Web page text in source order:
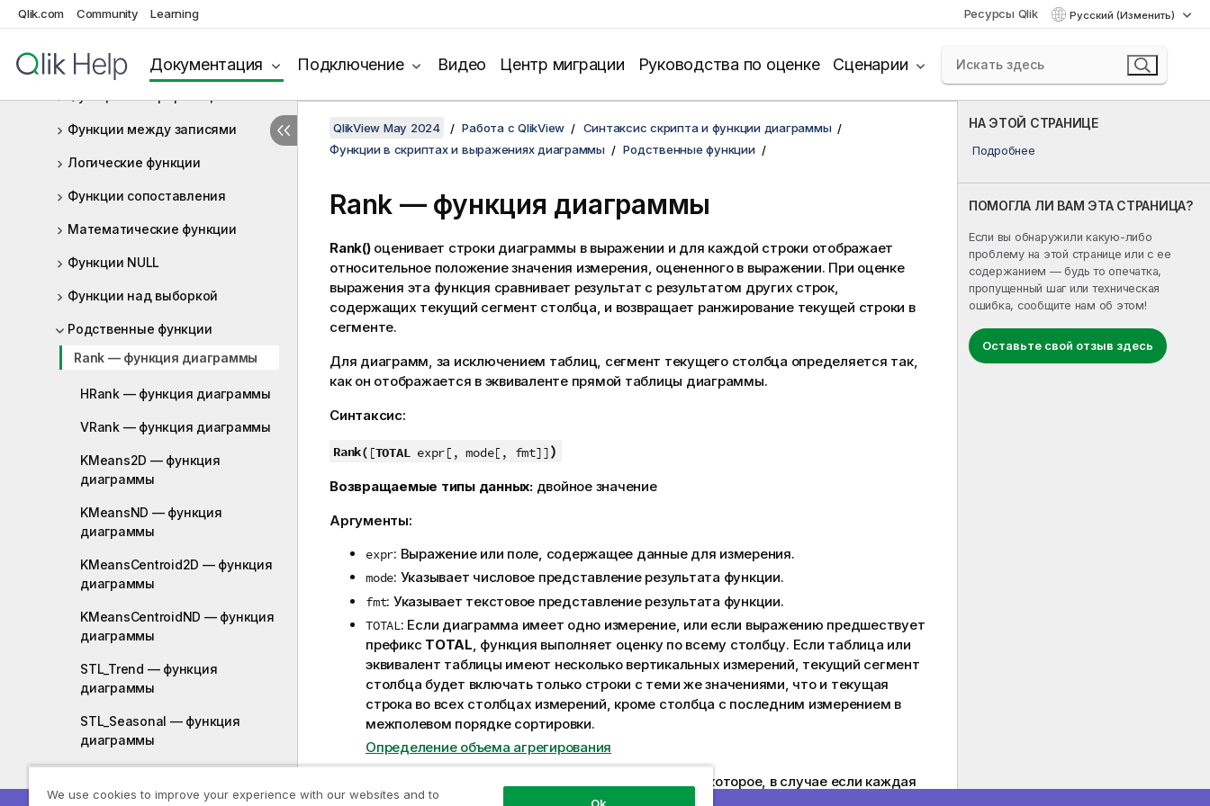
Qlik.com Community Learning Ресурсы Qlik Русский (Изменить)
Документация Подключение Видео Центр миграции Руководства по оценке Сценарии
Функции форматирования
Общие числовые функции
Функции между записями
Логические функции
Функции сопоставления
Математические функции
Функции NULL
Функции над выборкой
Родственные функции
Rank — функция диаграммы
HRank — функция диаграммы
VRank — функция диаграммы
KMeans2D — функция
диаграммы
KMeansND — функция
диаграммы
KMeansCentroid2D — функция
диаграммы
KMeansCentroidND — функция
диаграммы
STL_Trend — функция
диаграммы
STL_Seasonal — функция
диаграммы
диаграммы
НА ЭТОЙ СТРАНИЦЕ
Подробнее
ПОМОГЛА ЛИ ВАМ ЭТА СТРАНИЦА?
Если вы обнаружили какую-либо
проблему на этой странице или с ее
содержанием — будь то опечатка,
пропущенный шаг или техническая
ошибка, сообщите нам об этом!
Оставьте свой отзыв здесь
QlikView May 2024 Работа с QlikView
Синтаксис скрипта и функции диаграммы
Функции в скриптах и выражениях диаграммы
Родственные функции
Rank — функция диаграммы
Rank()оценивает строки диаграммы в выражении и для каждой строки отображает
относительное положение значения измерения, оцененного в выражении. При оценке
выражения эта функция сравнивает результат с результатом других строк,
содержащих текущий сегмент столбца, и возвращает ранжирование текущей строки в
сегменте.
Для диаграмм, за исключением таблиц, сегмент текущего столбца определяется так,
как он отображается в эквиваленте прямой таблицы диаграммы.
Синтаксис:
Rank( [TOTALexpr[, mode[, fmt]])
Возвращаемые типы данных: двойное значение
Аргументы:
expr: Выражение или поле, содержащее данные для измерения.
mode: Указывает числовое представление результата функции.
fmt: Указывает текстовое представление результата функции.
TOTAL: Если диаграмма имеет одно измерение, или если выражению предшествует
префикс TOTAL, функция выполняет оценку по всему столбцу. Если таблица или
эквивалент таблицы имеют несколько вертикальных измерений, текущий сегмент
столбца будет включать только строки с теми же значениями, что и текущая
строка во всех столбцах измерений, кроме столбца с последним измерением в
межполевом порядке сортировки.
Определение объема агрегирования
Ранжирование возвращается в виде двойного значения, которое, в случае если каждая
строка имеет уникальное ранжирование, будет представлять собой целое число от 1 до
We use cookies to improve your experience with our websites and to